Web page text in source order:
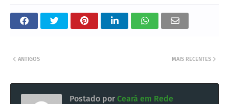
MAIS RECENTES
ANTIGOS
Postado por Ceará em Rede